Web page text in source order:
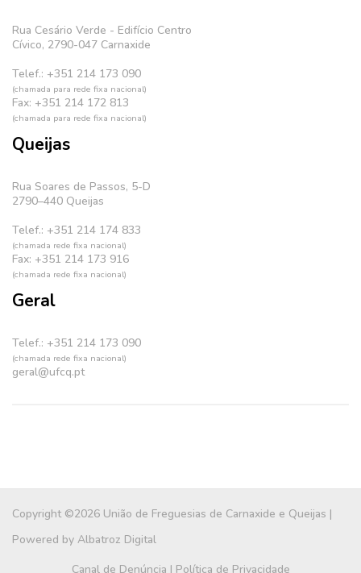
Rua Cesário Verde - Edifício Centro
Cívico, 2790-047 Carnaxide
Telef.: +351 214 173 090
(chamada para rede fixa nacional)
Fax: +351 214 172 813
(chamada para rede fixa nacional)
Queijas
Rua Soares de Passos, 5-D
2790–440 Queijas
Telef.: +351 214 174 833
(chamada rede fixa nacional)
Fax: +351 214 173 916
(chamada rede fixa nacional)
Geral
Telef.: +351 214 173 090
(chamada rede fixa nacional)
geral@ufcq.pt
Copyright ©2026 União de Freguesias de Carnaxide e Queijas |
Powered by Albatroz Digital
Canal de Denúncia | Política de Privacidade